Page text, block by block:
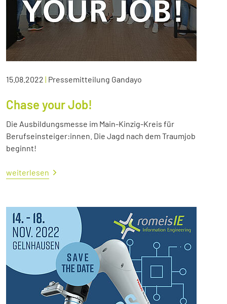
15.08.2022 | Pressemitteilung Gandayo
Chase your Job!
Die Ausbildungsmesse im Main-Kinzig-Kreis für
Berufseinsteiger:innen. Die Jagd nach dem Traumjob
beginnt!
weiterlesen